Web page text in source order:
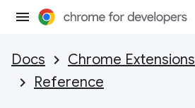
Docs Chrome Extensions
Reference